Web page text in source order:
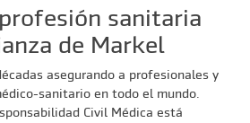
sanitaria
de Markel
asegurando a profesionales y
sanitario en todo el mundo.
Civil Médica está